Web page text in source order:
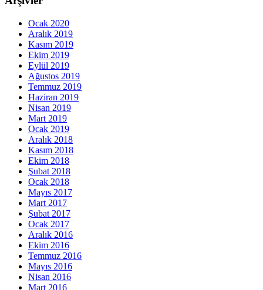
Ocak 2020
Aralık 2019
Kasım 2019
Ekim 2019
Eylül 2019
Ağustos 2019
Temmuz 2019
Haziran 2019
Nisan 2019
Mart 2019
Ocak 2019
Aralık 2018
Kasım 2018
Ekim 2018
Şubat 2018
Ocak 2018
Mayıs 2017
Mart 2017
Şubat 2017
Ocak 2017
Aralık 2016
Ekim 2016
Temmuz 2016
Mayıs 2016
Nisan 2016
Mart 2016